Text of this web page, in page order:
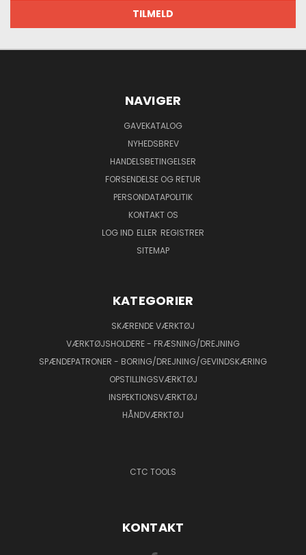
NAVIGER
GAVEKATALOG
NYHEDSBREV
HANDELSBETINGELSER
FORSENDELSE OG RETUR
PERSONDATAPOLITIK
KONTAKT OS
LOG IND ELLER REGISTRER
SITEMAP
KATEGORIER
SKÆRENDE VÆRKTØJ
VÆRKTØJSHOLDERE - FRÆSNING/DREJNING
SPÆNDEPATRONER - BORING/DREJNING/GEVINDSKÆRING
OPSTILLINGSVÆRKTØJ
INSPEKTIONSVÆRKTØJ
HÅNDVÆRKTØJ
CTC TOOLS
KONTAKT